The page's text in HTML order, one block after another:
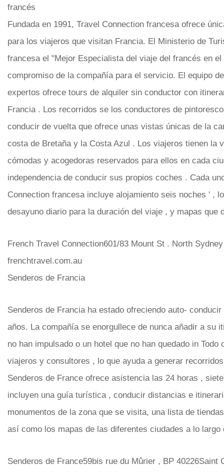
francés
Fundada en 1991, Travel Connection francesa ofrece
para los viajeros que visitan Francia. El Ministerio de
francesa el "Mejor Especialista del viaje del francés en
compromiso de la compañía para el servicio. El equipo
expertos ofrece tours de alquiler sin conductor con
Francia . Los recorridos se los conductores de
conducir de vuelta que ofrece unas vistas únicas de la
costa de Bretaña y la Costa Azul . Los viajeros tienen la
cómodas y acogedoras reservados para ellos en cada
independencia de conducir sus propios coches . Cada
Connection francesa incluye alojamiento seis noches ' ​​,
desayuno diario para la duración del viaje , y mapas que
French Travel Connection601/83 Mount St . North
frenchtravel.com.au
Senderos de Francia
Senderos de Francia ha estado ofreciendo auto-
años. La compañía se enorgullece de nunca añadir a su
no han impulsado o un hotel que no han quedado in
viajeros y consultores , lo que ayuda a generar
Senderos de France ofrece asistencia las 24 horas ,
incluyen una guía turística , conducir distancias e
monumentos de la zona que se visita, una lista de
así como los mapas de las diferentes ciudades a lo largo
Senderos de France59bis rue du Mûrier , BP